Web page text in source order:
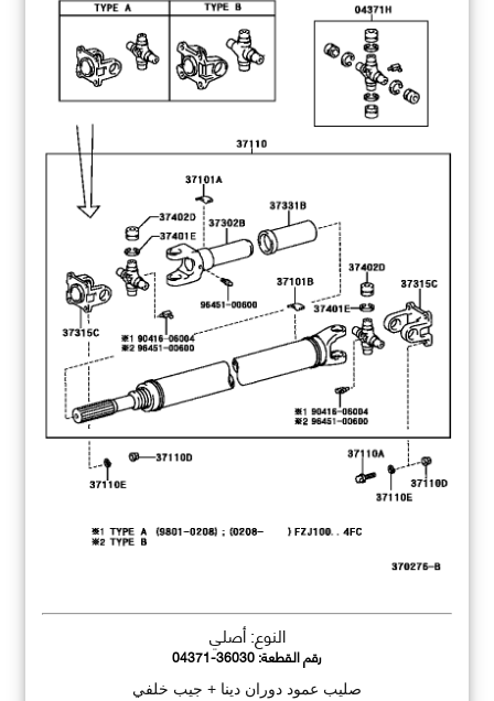
النوع: أصلي
رقم القطعة:04371-36030
صليب عمود دوران دينا + جيب خلفي